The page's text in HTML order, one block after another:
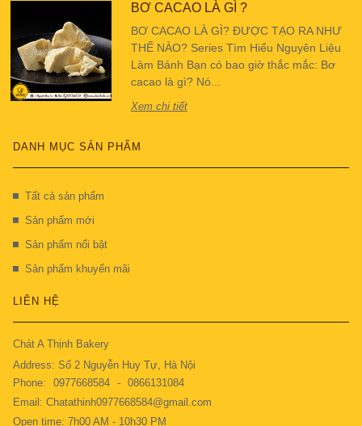
BƠ CACAO LÀ GÌ ?
BƠ CACAO LÀ GÌ? ĐƯỢC TẠO RA NHƯ
THẾ NÀO? Series Tìm Hiểu Nguyên Liệu
Làm Bánh Bạn có bao giờ thắc mắc: Bơ
cacao là gì? Nó...
Xem chi tiết
DANH MỤC SẢN PHẨM
Tất cả sản phẩm
Sản phẩm mới
Sản phẩm nổi bật
Sản phẩm khuyến mãi
LIÊN HỆ
Chát A Thịnh Bakery
Address: Số 2 Nguyễn Huy Tự, Hà Nội
Phone:
0977668584 -
0866131084
Email: Chatathinh0977668584@gmail.com
Open time: 7h00 AM - 10h30 PM